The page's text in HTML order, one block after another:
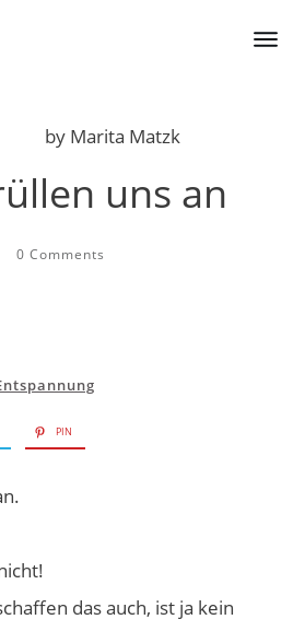
by Marita Matzk
uns an
0 Comments
PIN
das auch, ist ja kein